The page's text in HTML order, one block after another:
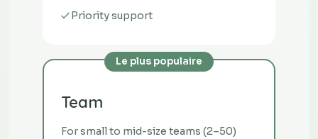
Priority support
Le plus populaire
Team
For small to mid-size teams (2–50)